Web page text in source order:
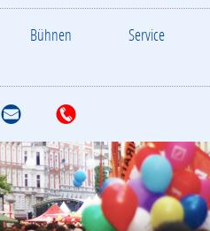
Bühnen Service
M T